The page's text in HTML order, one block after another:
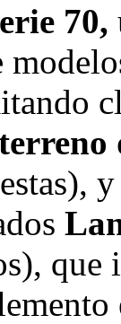
70,
que